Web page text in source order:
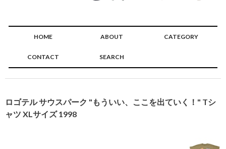
HOME ABOUT CATEGORY
CONTACT SEARCH
ロゴテル サウスパーク "もういい、ここを出ていく！" Tシ
ャツ XLサイズ 1998